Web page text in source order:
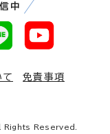
中
免責事項
Reserved.